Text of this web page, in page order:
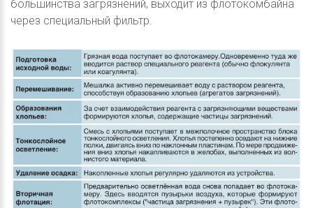
большинства загрязнений, выходит из флотокомбайна
через специальный фильтр.